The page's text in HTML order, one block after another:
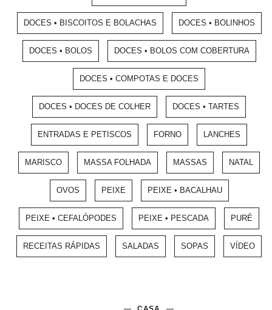
DOCES • BISCOITOS E BOLACHAS DOCES • BOLINHOS
DOCES • BOLOS DOCES • BOLOS COM COBERTURA
DOCES • COMPOTAS E DOCES
DOCES • DOCES DE COLHER DOCES • TARTES
ENTRADAS E PETISCOS FORNO LANCHES
MARISCO MASSA FOLHADA MASSAS NATAL
OVOS PEIXE PEIXE • BACALHAU
PEIXE • CEFALÓPODES PEIXE • PESCADA PURÉ
RECEITAS RÁPIDAS SALADAS SOPAS VÍDEO